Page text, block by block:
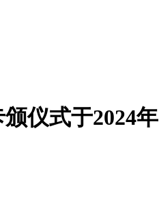
仪式于2024年